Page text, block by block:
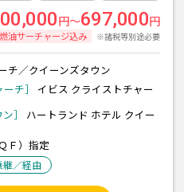
円～697,000円
燃油サーチャージ込み ※諸税等別途必要
チ／クイーンズタウン
チ］
イビス クライストチャー
］
ハートランド ホテル クイー
Ｆ）指定
継／経由